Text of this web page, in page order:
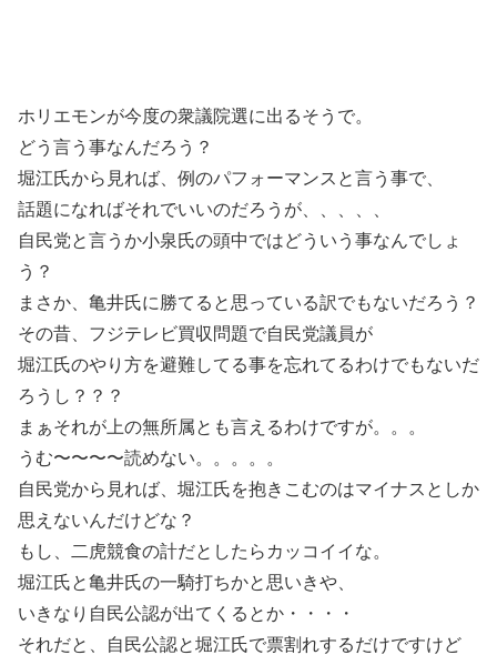
ホリエモンが今度の衆議院選に出るそうで。
どう言う事なんだろう？
堀江氏から見れば、例のパフォーマンスと言う事で、
話題になればそれでいいのだろうが、、、、、
自民党と言うか小泉氏の頭中ではどういう事なんでしょ
う？
まさか、亀井氏に勝てると思っている訳でもないだろう？
その昔、フジテレビ買収問題で自民党議員が
堀江氏のやり方を避難してる事を忘れてるわけでもないだ
ろうし？？？
まぁそれが上の無所属とも言えるわけですが。。。
うむ〜〜〜〜読めない。。。。。
自民党から見れば、堀江氏を抱きこむのはマイナスとしか
思えないんだけどな？
もし、二虎競食の計だとしたらカッコイイな。
堀江氏と亀井氏の一騎打ちかと思いきや、
いきなり自民公認が出てくるとか・・・・
それだと、自民公認と堀江氏で票割れするだけですけど